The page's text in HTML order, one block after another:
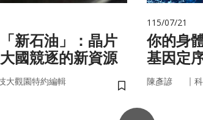
新石油」：晶片
國競逐的新資源
大觀園特約編輯
儲存書籤
115/07/21
你的身
基因定
書
陳彥諺 ｜